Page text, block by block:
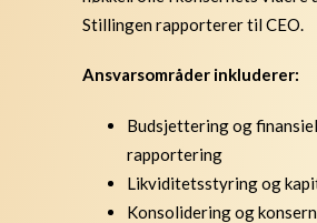
Stillingen rapporterer til CEO.
Ansvarsområder inkluderer:
Budsjettering og
rapportering
Likviditetsstyring og
Konsolidering og